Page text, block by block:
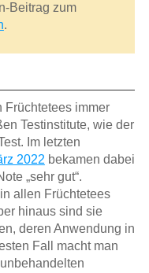
Beitrag zum
.
Früchtetees immer
Testinstitute, wie der
Im letzten
2022 bekamen dabei
„sehr gut“.
allen Früchtetees
hinaus sind sie
deren Anwendung in
Fall macht man